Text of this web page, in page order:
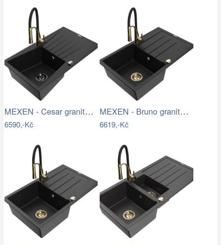
MEXEN - Cesar granitový dřez s…
6590,-Kč
MEXEN - Bruno granitový dřez s…
6619,-Kč